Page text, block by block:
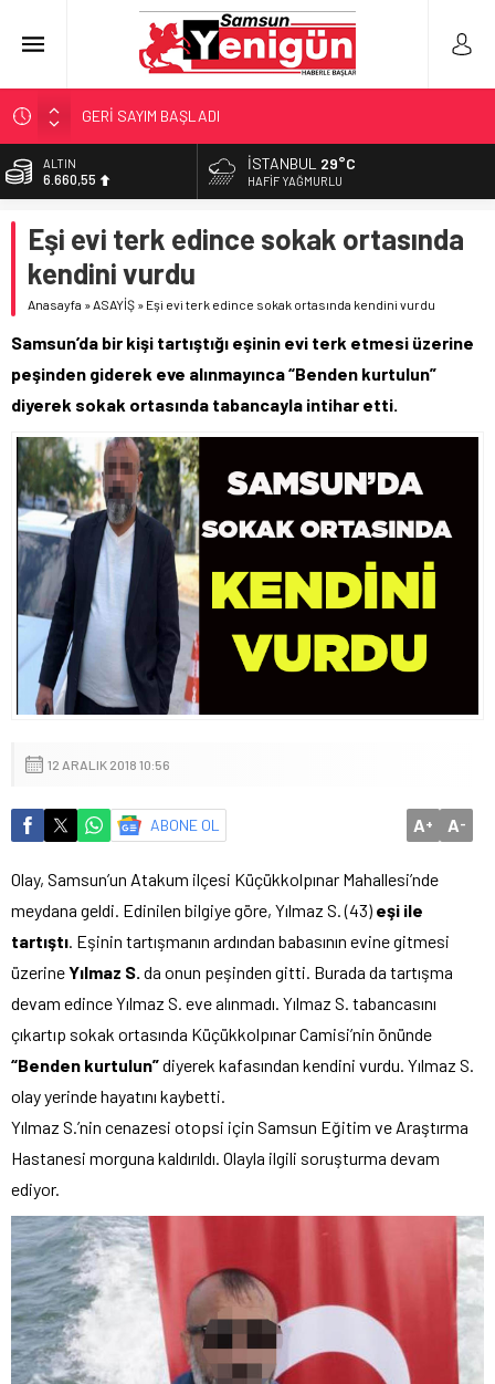
GERİ SAYIM BAŞLADI
SAMSUNSPOR’DA HEDEF 5’İNCİLİK!
‘BAFRA’YA YATIRIM YAPIN!’
YÖNETİCİ SEÇERKEN YAPILAN EN BÜYÜK HATALAR
ALTIN
6.660,55
13.779,39
DOLAR
47,7111
55,1881
İSTANBUL 29°C
HAFIF YAĞMURLU
Eşi evi terk edince sokak ortasında
kendini vurdu
Anasayfa »ASAYİŞ » Eşi evi terk edince sokak ortasında kendini vurdu
Samsun’da bir kişi tartıştığı eşinin evi terk etmesi üzerine
peşinden giderek eve alınmayınca “Benden kurtulun”
diyerek sokak ortasında tabancayla intihar etti.
12 ARALIK 2018 10:56
ABONE OL A+ A-
Olay, Samsun’un Atakum ilçesi Küçükkolpınar Mahallesi’nde
meydana geldi. Edinilen bilgiye göre, Yılmaz S. (43) eşi ile
tartıştı . Eşinin tartışmanın ardından babasının evine gitmesi
üzerineYılmaz S. da onun peşinden gitti. Burada da tartışma
devam edince Yılmaz S. eve alınmadı. Yılmaz S. tabancasını
çıkartıp sokak ortasında Küçükkolpınar Camisi’nin önünde
“Benden kurtulun”diyerek kafasından kendini vurdu. Yılmaz S.
olay yerinde hayatını kaybetti.
Yılmaz S.’nin cenazesi otopsi için Samsun Eğitim ve Araştırma
Hastanesi morguna kaldırıldı. Olayla ilgili soruşturma devam
ediyor.